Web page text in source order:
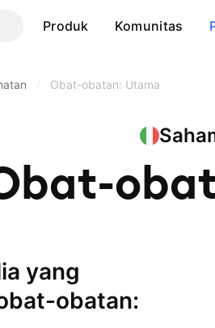
Produk Komunitas
Obat-obatan: Utama
obatan: